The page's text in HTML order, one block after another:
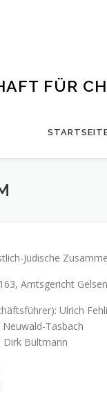
FÜR
Jüdische
Amtsgericht
Ulrich
Judith